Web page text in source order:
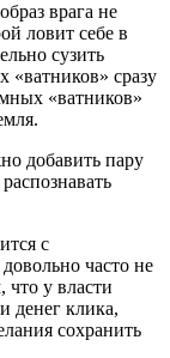
врага не
ловит себе в
сузить
«ватников» сразу
«ватников»
добавить пару
с
часто не
что у власти
денег клика,
сохранить